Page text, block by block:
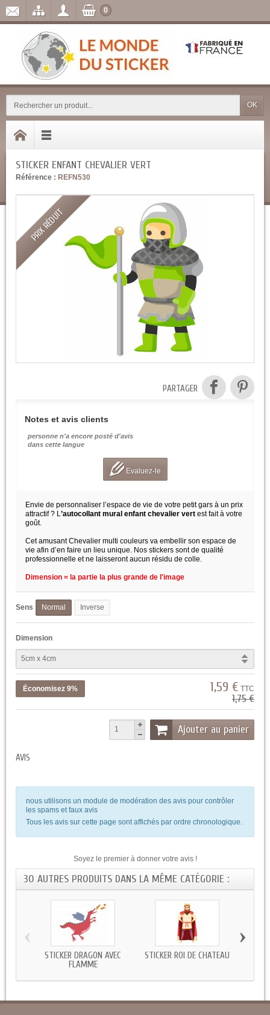
OK
0
STICKER ENFANT CHEVALIER VERT
Référence : REFN530
PRIX RÉDUIT
PARTAGER
Notes et avis clients
personne n'a encore posté d'avis
dans cette langue
Evaluez-le
Envie de personnaliser l’espace de vie de votre petit gars à un prix
attractif ? L’autocollant mural enfant chevalier vert est fait à votre
goût.
Cet amusant Chevalier multi couleurs va embellir son espace de
vie afin d’en faire un lieu unique. Nos stickers sont de qualité
professionnelle et ne laisseront aucun résidu de colle.
Dimension = la partie la plus grande de l'image
Sens Normal Inverse
Dimension
Économisez 9% 1,59 € TTC
1,75 €
Ajouter au panier
AVIS
nous utilisons un module de modération des avis pour contrôler
les spams et faux avis
Tous les avis sur cette page sont affichés par ordre chronologique.
Soyez le premier à donner votre avis !
30 AUTRES PRODUITS DANS LA MÊME CATÉGORIE :
STICKER DRAGON AVEC
FLAMME
STICKER ROI DE CHATEAU
‹ ›